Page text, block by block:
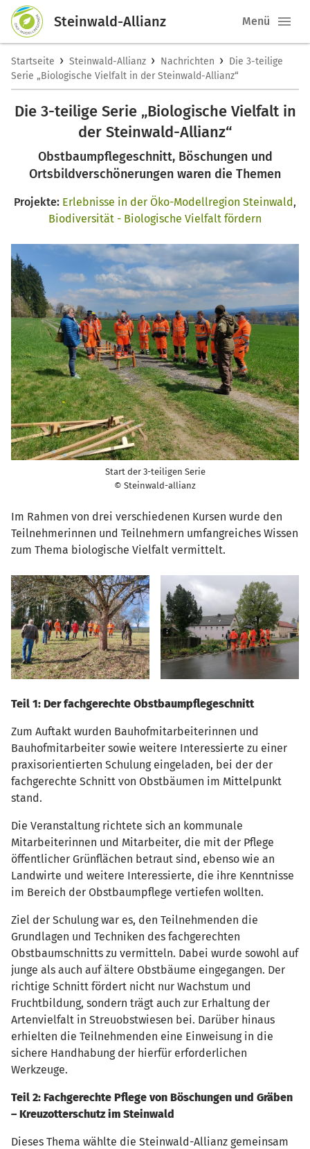
Steinwald-Allianz Menü
Startseite › Steinwald-Allianz › Nachrichten › Die 3-teilige
Serie „Biologische Vielfalt in der Steinwald-Allianz“
Die 3-teilige Serie „Biologische Vielfalt in
der Steinwald-Allianz“
Obstbaumpflegeschnitt, Böschungen und
Ortsbildverschönerungen waren die Themen
Projekte: Erlebnisse in der Öko-Modellregion Steinwald,
Biodiversität - Biologische Vielfalt fördern
Start der 3-teiligen Serie
© Steinwald-allianz
Im Rahmen von drei verschiedenen Kursen wurde den
Teilnehmerinnen und Teilnehmern umfangreiches Wissen
zum Thema biologische Vielfalt vermittelt.
Teil 1: Der fachgerechte Obstbaumpflegeschnitt
Zum Auftakt wurden Bauhofmitarbeiterinnen und
Bauhofmitarbeiter sowie weitere Interessierte zu einer
praxisorientierten Schulung eingeladen, bei der der
fachgerechte Schnitt von Obstbäumen im Mittelpunkt
stand.
Die Veranstaltung richtete sich an kommunale
Mitarbeiterinnen und Mitarbeiter, die mit der Pflege
öffentlicher Grünflächen betraut sind, ebenso wie an
Landwirte und weitere Interessierte, die ihre Kenntnisse
im Bereich der Obstbaumpflege vertiefen wollten.
Ziel der Schulung war es, den Teilnehmenden die
Grundlagen und Techniken des fachgerechten
Obstbaumschnitts zu vermitteln. Dabei wurde sowohl auf
junge als auch auf ältere Obstbäume eingegangen. Der
richtige Schnitt fördert nicht nur Wachstum und
Fruchtbildung, sondern trägt auch zur Erhaltung der
Artenvielfalt in Streuobstwiesen bei. Darüber hinaus
erhielten die Teilnehmenden eine Einweisung in die
sichere Handhabung der hierfür erforderlichen
Werkzeuge.
Teil 2: Fachgerechte Pflege von Böschungen und Gräben
– Kreuzotterschutz im Steinwald
Dieses Thema wählte die Steinwald-Allianz gemeinsam